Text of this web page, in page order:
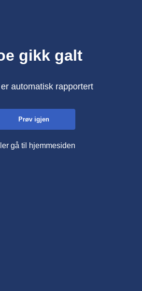
gikk galt
automatisk rapportert
Prøv igjen
gå til hjemmesiden